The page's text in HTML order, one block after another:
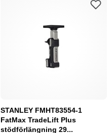
STANLEY FMHT83554-1
FatMax TradeLift Plus
stödförlängning 29...